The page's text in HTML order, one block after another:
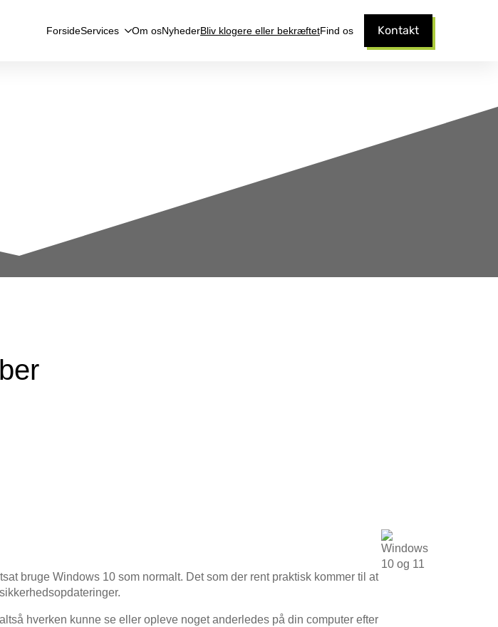
ForsideServices Om osNyhederBliv klogere eller bekræftetFind os Kontakt
bruge Windows 10 som normalt. Det som der rent praktisk kommer til at
hverken kunne se eller opleve noget anderledes på din computer efter